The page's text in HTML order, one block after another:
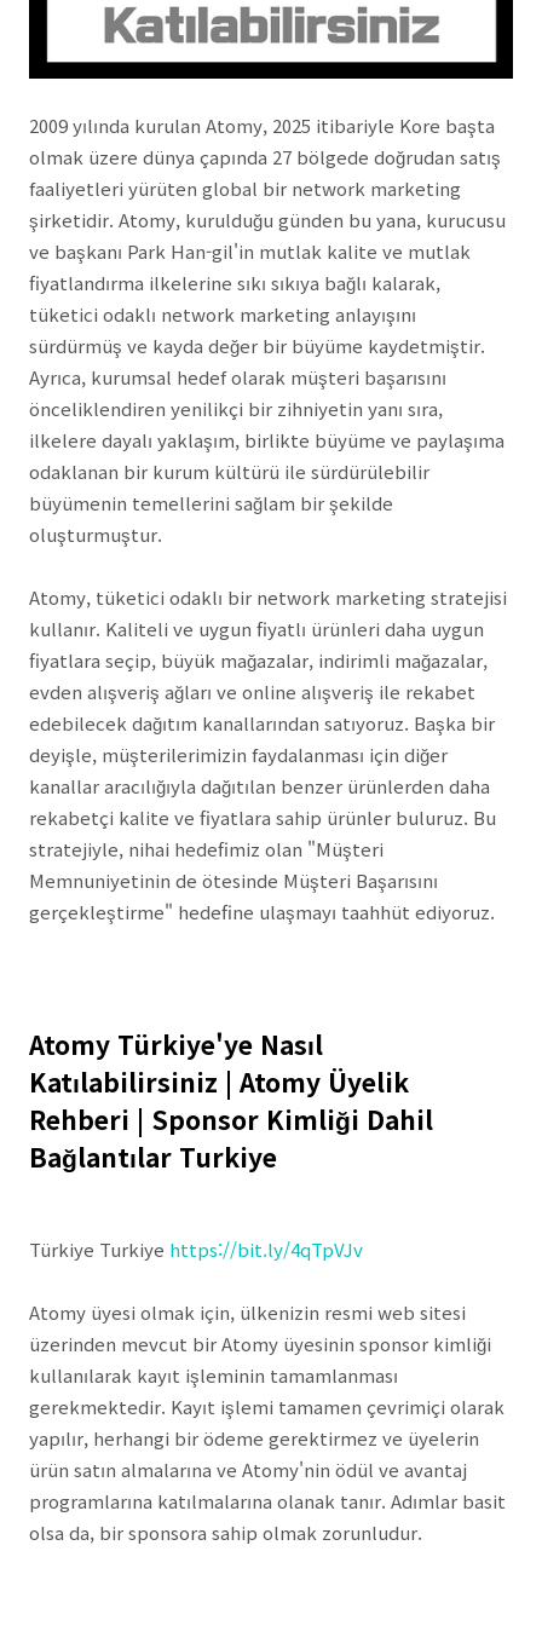
2009 yılında kurulan Atomy, 2025 itibariyle Kore başta
olmak üzere dünya çapında 27 bölgede doğrudan satış
faaliyetleri yürüten global bir network marketing
şirketidir. Atomy, kurulduğu günden bu yana, kurucusu
ve başkanı Park Han-gil'in mutlak kalite ve mutlak
fiyatlandırma ilkelerine sıkı sıkıya bağlı kalarak,
tüketici odaklı network marketing anlayışını
sürdürmüş ve kayda değer bir büyüme kaydetmiştir.
Ayrıca, kurumsal hedef olarak müşteri başarısını
önceliklendiren yenilikçi bir zihniyetin yanı sıra,
ilkelere dayalı yaklaşım, birlikte büyüme ve paylaşıma
odaklanan bir kurum kültürü ile sürdürülebilir
büyümenin temellerini sağlam bir şekilde
oluşturmuştur.
Atomy, tüketici odaklı bir network marketing stratejisi
kullanır. Kaliteli ve uygun fiyatlı ürünleri daha uygun
fiyatlara seçip, büyük mağazalar, indirimli mağazalar,
evden alışveriş ağları ve online alışveriş ile rekabet
edebilecek dağıtım kanallarından satıyoruz. Başka bir
deyişle, müşterilerimizin faydalanması için diğer
kanallar aracılığıyla dağıtılan benzer ürünlerden daha
rekabetçi kalite ve fiyatlara sahip ürünler buluruz. Bu
stratejiyle, nihai hedefimiz olan "Müşteri
Memnuniyetinin de ötesinde Müşteri Başarısını
gerçekleştirme" hedefine ulaşmayı taahhüt ediyoruz.
Atomy Türkiye'ye Nasıl
Katılabilirsiniz | Atomy Üyelik
Rehberi | Sponsor Kimliği Dahil
Bağlantılar Turkiye
Türkiye Turkiye https://bit.ly/4qTpVJv
Atomy üyesi olmak için, ülkenizin resmi web sitesi
üzerinden mevcut bir Atomy üyesinin sponsor kimliği
kullanılarak kayıt işleminin tamamlanması
gerekmektedir. Kayıt işlemi tamamen çevrimiçi olarak
yapılır, herhangi bir ödeme gerektirmez ve üyelerin
ürün satın almalarına ve Atomy'nin ödül ve avantaj
programlarına katılmalarına olanak tanır. Adımlar basit
olsa da, bir sponsora sahip olmak zorunludur.